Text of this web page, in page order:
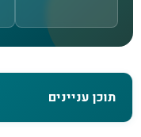
תוכן עניינים